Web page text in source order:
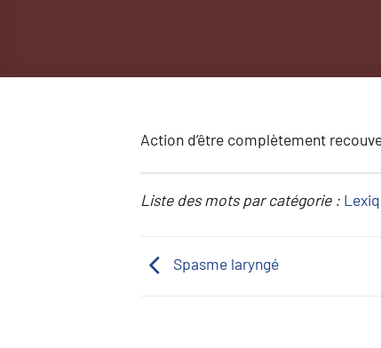
Action d’être complètement
Liste des mots par catégorie :
Spasme laryngé